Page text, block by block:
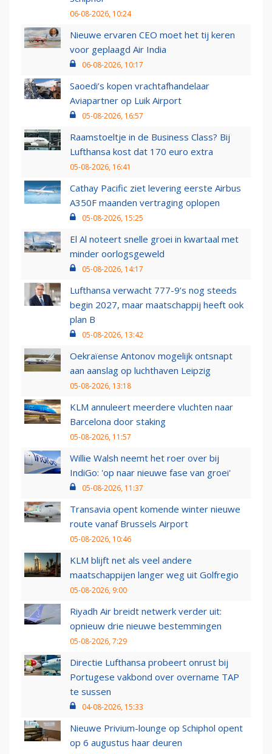
06-08-2026, 10:24
Nieuwe ervaren CEO moet het tij keren
voor geplaagd Air India
06-08-2026, 10:17
Saoedi’s kopen vrachtafhandelaar
Aviapartner op Luik Airport
05-08-2026, 16:57
Raamstoeltje in de Business Class? Bij
Lufthansa kost dat 170 euro extra
05-08-2026, 16:41
Cathay Pacific ziet levering eerste Airbus
A350F maanden vertraging oplopen
05-08-2026, 15:25
El Al noteert snelle groei in kwartaal met
minder oorlogsgeweld
05-08-2026, 14:17
Lufthansa verwacht 777-9’s nog steeds
begin 2027, maar maatschappij heeft ook
plan B
05-08-2026, 13:42
Oekraïense Antonov mogelijk ontsnapt
aan aanslag op luchthaven Leipzig
05-08-2026, 13:18
KLM annuleert meerdere vluchten naar
Barcelona door staking
05-08-2026, 11:57
Willie Walsh neemt het roer over bij
IndiGo: 'op naar nieuwe fase van groei'
05-08-2026, 11:37
Transavia opent komende winter nieuwe
route vanaf Brussels Airport
05-08-2026, 10:46
KLM blijft net als veel andere
maatschappijen langer weg uit Golfregio
05-08-2026, 9:00
Riyadh Air breidt netwerk verder uit:
opnieuw drie nieuwe bestemmingen
05-08-2026, 7:29
Directie Lufthansa probeert onrust bij
Portugese vakbond over overname TAP
te sussen
04-08-2026, 15:33
Nieuwe Privium-lounge op Schiphol opent
op 6 augustus haar deuren